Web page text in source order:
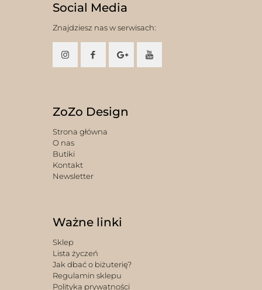
Social Media
Znajdziesz nas w serwisach:
ZoZo Design
Strona główna
O nas
Butiki
Kontakt
Newsletter
Ważne linki
Sklep
Lista życzeń
Jak dbać o biżuterię?
Regulamin sklepu
Polityka prywatności